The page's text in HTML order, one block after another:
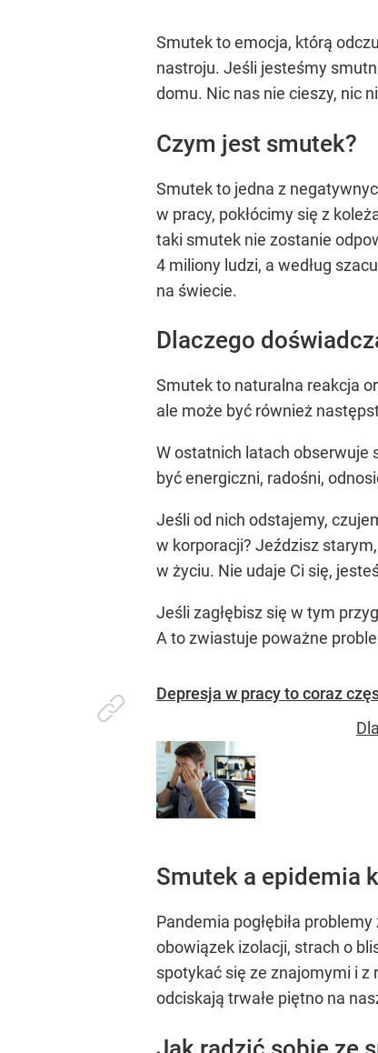
Smutek to emocja, którą
nastroju. Jeśli jesteśmy
domu. Nic nas nie cieszy, nic
Czym jest smutek?
Smutek to jedna z
w pracy, pokłócimy się z
taki smutek nie zostanie
4 miliony ludzi, a według
na świecie.
Dlaczego
Smutek to naturalna reakcja
ale może być również
W ostatnich latach obserwuje
być energiczni, radośni,
Jeśli od nich odstajemy,
w korporacji? Jeździsz
w życiu. Nie udaje Ci się,
Jeśli zagłębisz się w tym
A to zwiastuje poważne
Depresja w pracy to coraz
Smutek a epidemia
Pandemia pogłębiła
obowiązek izolacji, strach o
spotykać się ze znajomymi i z
odciskają trwałe piętno na